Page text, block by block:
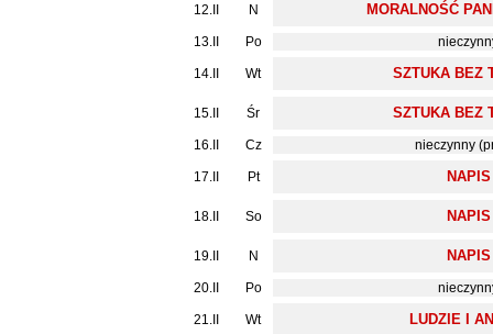
12.II N MORALNOŚĆ
13.II Po
14.II Wt SZTUKA BEZ
15.II Śr SZTUKA BEZ
16.II Cz nieczynny
17.II Pt NAPIS
18.II So NAPIS
19.II N NAPIS
20.II Po
21.II Wt LUDZIE I